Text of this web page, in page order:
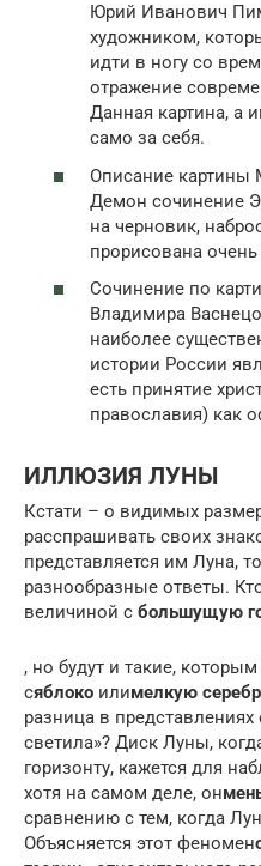
Юрий Иванович
художником,
идти в ногу со
отражение
Данная картина, а
само за себя.
Описание картины
Демон сочинение
на черновик,
прорисована очень
Сочинение по
Владимира
наиболее
истории России
есть принятие
православия) как
ИЛЛЮЗИЯ ЛУНЫ
Кстати – о видимых
расспрашивать своих
представляется им Луна,
разнообразные ответы.
величиной с большущую
, но будут и такие,
сяблоко илимелкую
разница в
светила»? Диск Луны,
горизонту, кажется для
хотя на самом деле, он
сравнению с тем, когда
Объясняется этот феномен